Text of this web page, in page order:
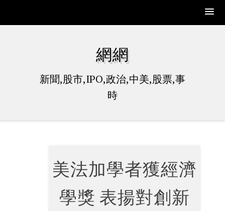
網網
新聞,股市,IPO,政治,中美,股票,事
時
美法加學者獲經濟
學獎 表揚對創新